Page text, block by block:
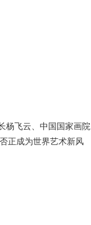
杨飞云、中国国家画院
正成为世界艺术新风